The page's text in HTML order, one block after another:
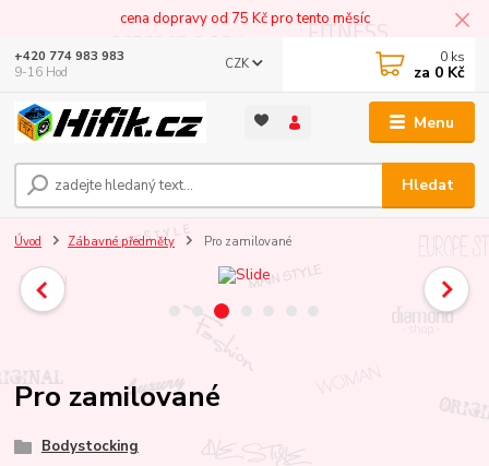
cena dopravy od 75 Kč pro tento měsíc
Menu
CZK
Hledat
+420 774 983 983
9-16 Hod
0 ks
za 0 Kč
Úvod Zábavné předměty Pro zamilované
Pro zamilované
Bodystocking